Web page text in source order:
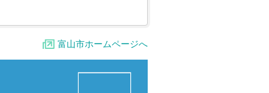
富山市ホームページへ